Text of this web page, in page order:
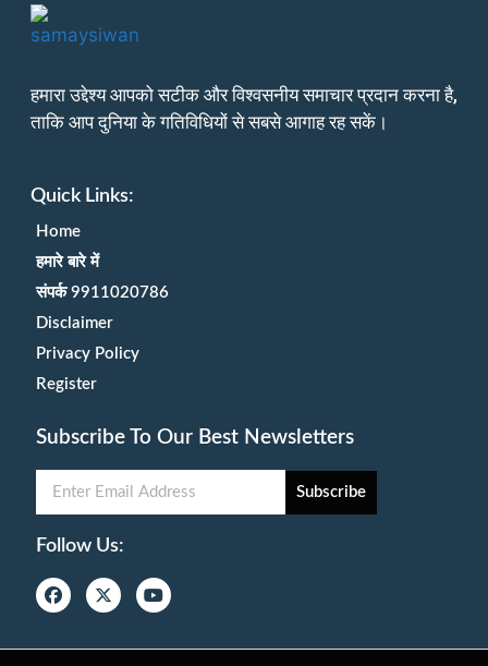
हमारा उद्देश्य आपको सटीक और विश्वसनीय समाचार प्रदान करना है,
ताकि आप दुनिया के गतिविधियों से सबसे आगाह रह सकें।
Quick Links:
Home
हमारे बारे में
संपर्क 9911020786
Disclaimer
Privacy Policy
Register
Subscribe To Our Best Newsletters
Subscribe
Follow Us: